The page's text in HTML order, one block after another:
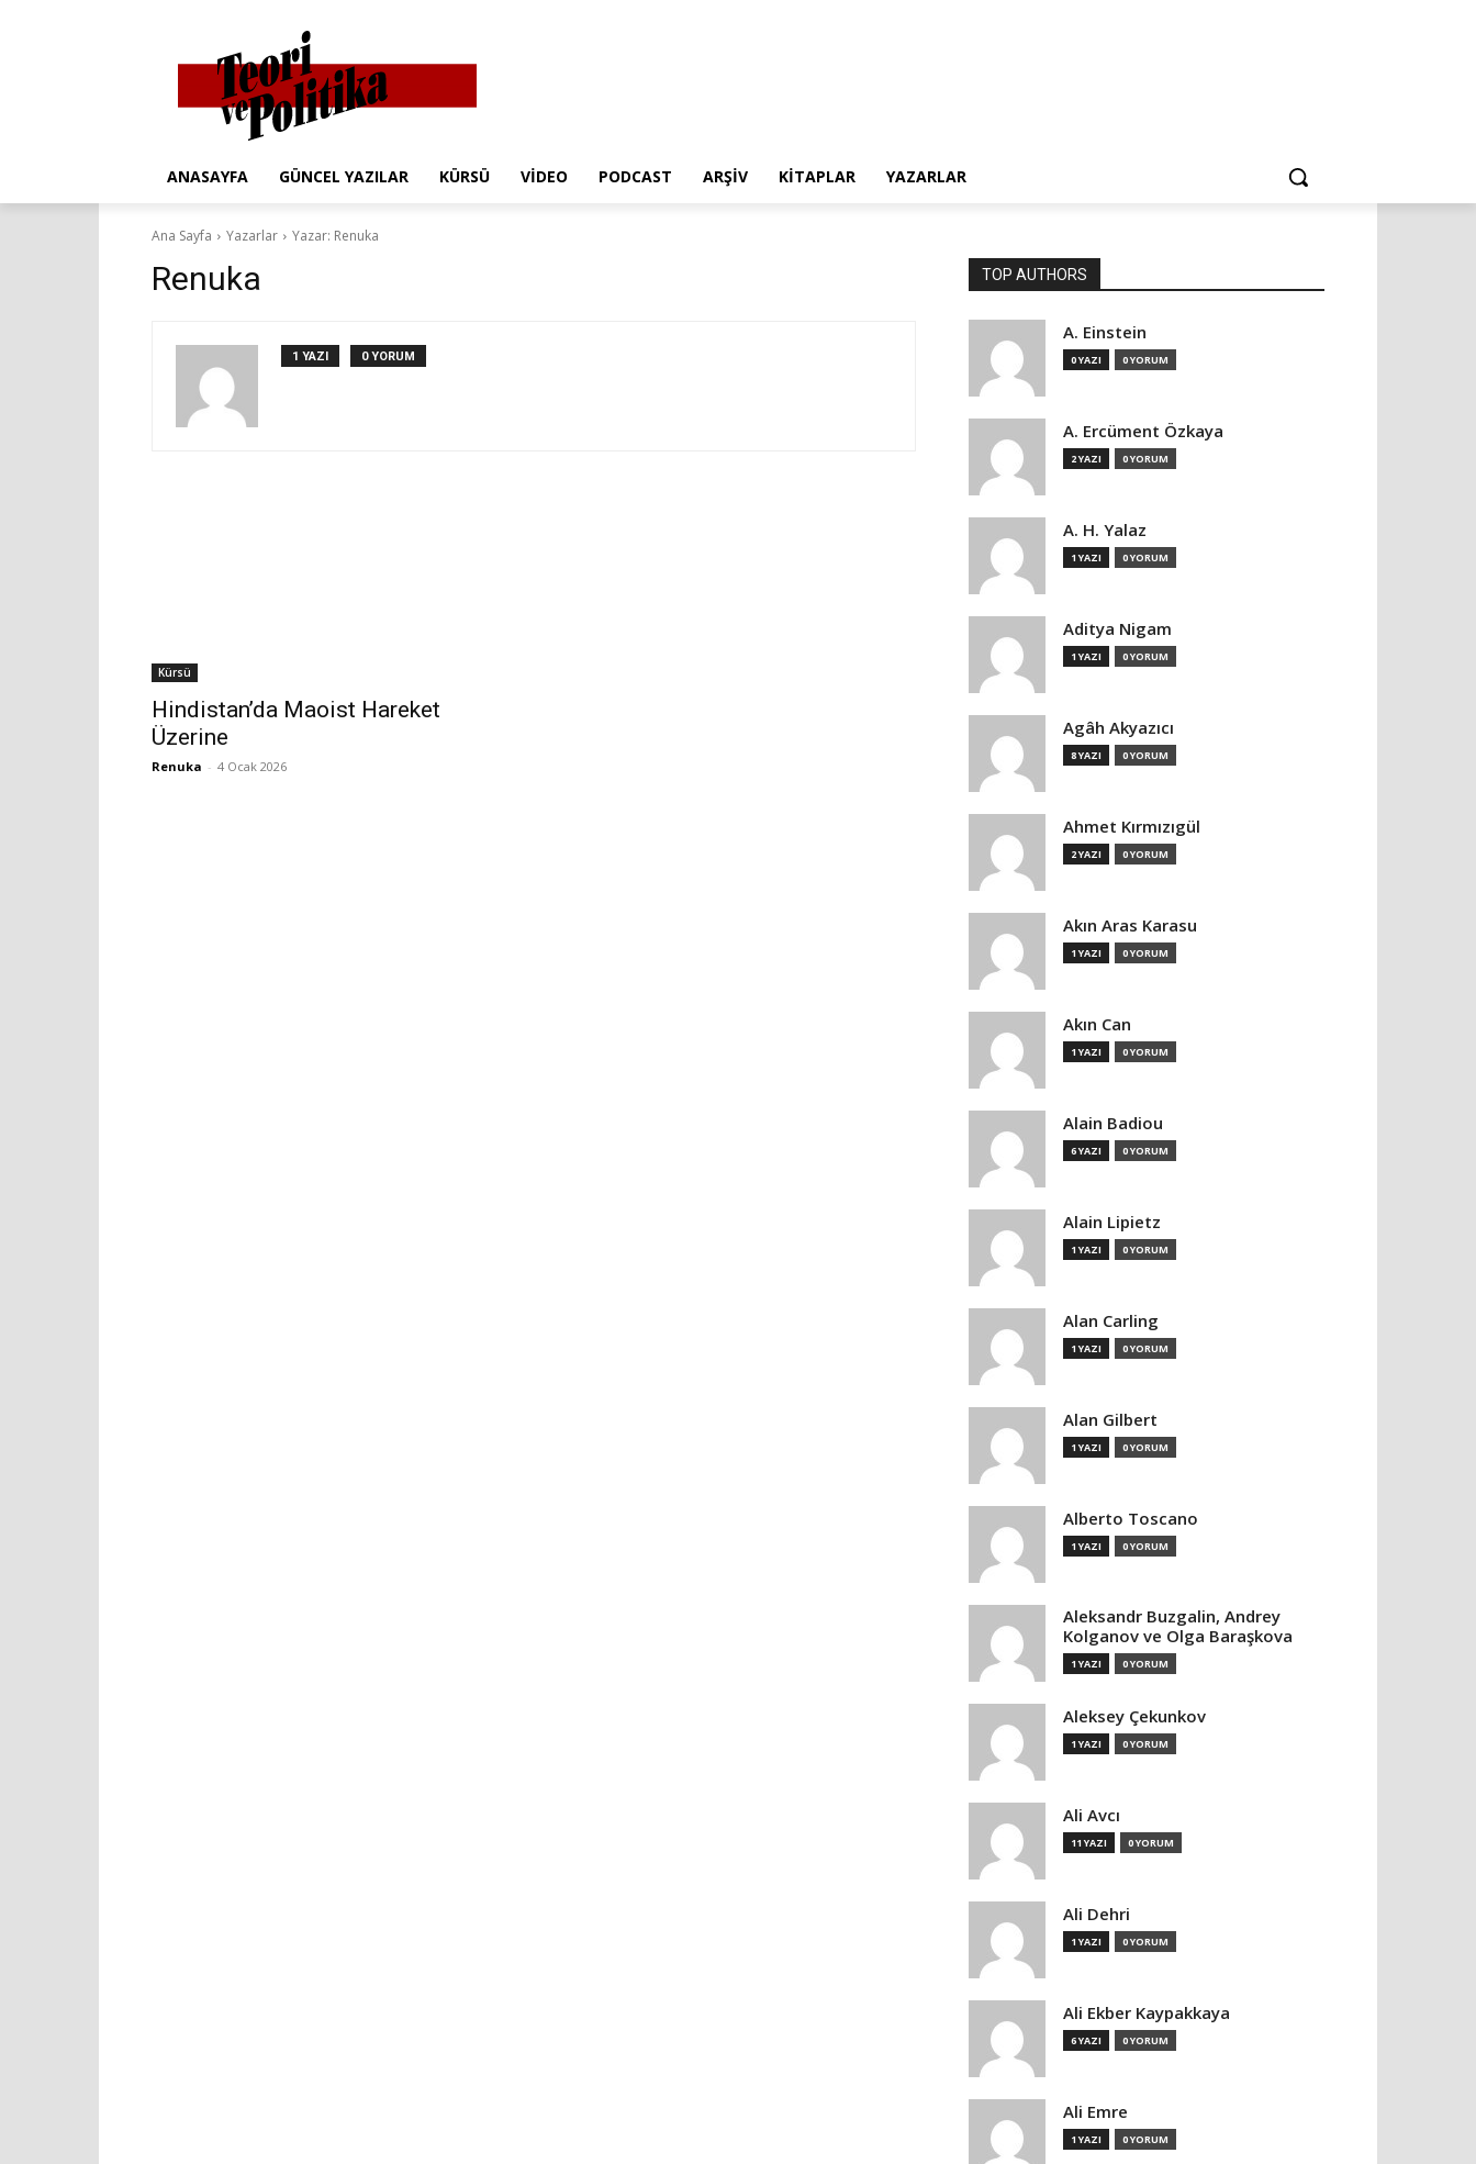
ANASAYFA GÜNCEL YAZILAR KÜRSÜ VIDEO PODCAST ARŞIV KITAPLAR YAZARLAR
Ana Sayfa Yazarlar Yazar: Renuka
Renuka
1 YAZI 0 YORUM
Kürsü
Hindistan’da Maoist Hareket
Üzerine
Renuka - 4 Ocak 2026
TOP AUTHORS
A. Einstein
0 YAZI 0 YORUM
A. Ercüment Özkaya
2 YAZI 0 YORUM
A. H. Yalaz
1 YAZI 0 YORUM
Aditya Nigam
1 YAZI 0 YORUM
Agâh Akyazıcı
8 YAZI 0 YORUM
Ahmet Kırmızıgül
2 YAZI 0 YORUM
Akın Aras Karasu
1 YAZI 0 YORUM
Akın Can
1 YAZI 0 YORUM
Alain Badiou
6 YAZI 0 YORUM
Alain Lipietz
1 YAZI 0 YORUM
Alan Carling
1 YAZI 0 YORUM
Alan Gilbert
1 YAZI 0 YORUM
Alberto Toscano
1 YAZI 0 YORUM
Aleksandr Buzgalin, Andrey
Kolganov ve Olga Baraşkova
1 YAZI 0 YORUM
Aleksey Çekunkov
1 YAZI 0 YORUM
Ali Avcı
11 YAZI 0 YORUM
Ali Dehri
1 YAZI 0 YORUM
Ali Ekber Kaypakkaya
6 YAZI 0 YORUM
Ali Emre
1 YAZI 0 YORUM